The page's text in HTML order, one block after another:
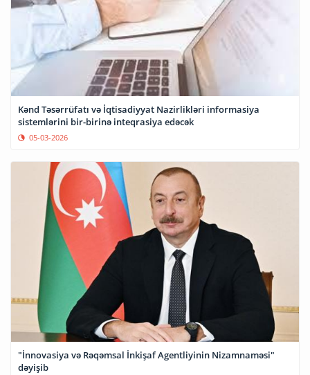
Kənd Təsərrüfatı və İqtisadiyyat Nazirlikləri informasiya
sistemlərini bir-birinə inteqrasiya edəcək
05-03-2026
"İnnovasiya və Rəqəmsal İnkişaf Agentliyinin Nizamnaməsi"
dəyişib